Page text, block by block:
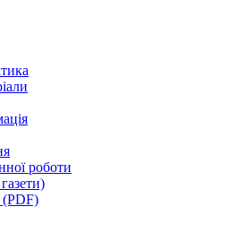
роботи
(PDF)